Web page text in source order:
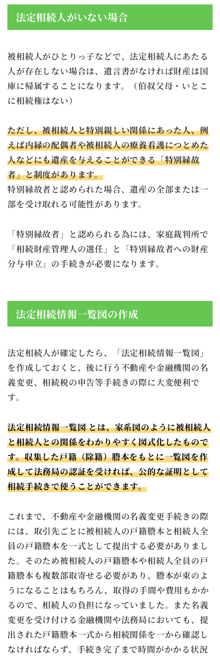
法定相続人がいない場合
被相続人がひとりっ子などで、法定相続人にあたる
人が存在しない場合は、遺言書がなければ財産は国
庫に帰属することになります。（伯叔父母・いとこ
に相続権はない）
ただし、被相続人と特別親しい関係にあった人、例
えば内縁の配偶者や被相続人の療養看護につとめた
人などにも遺産を与えることができる「特別縁故
者」と制度があります。
特別縁故者と認められた場合、遺産の全部または一
部を受け取れる可能性があります。
「特別縁故者」と認められる為には、家庭裁判所で
「相続財産管理人の選任」と「特別縁故者への財産
分与申立」の手続きが必要になります。
法定相続情報一覧図の作成
法定相続人が確定したら、「法定相続情報一覧図」
を作成しておくと、後に行う不動産や金融機関の名
義変更、相続税の申告等手続きの際に大変便利で
す。
法定相続情報一覧図 とは、家系図のように被相続人
と相続人との関係をわかりやすく図式化したもので
す。収集した戸籍（除籍）謄本をもとに一覧図を作
成して法務局の認証を受ければ、公的な証明として
相続手続きで使うことができます。
これまで、不動産や金融機関の名義変更手続きの際
には、取引先ごとに被相続人の戸籍謄本と相続人全
員の戸籍謄本を一式として提出する必要がありまし
た。そのため被相続人の戸籍謄本や相続人全員の戸
籍謄本も複数部取寄せる必要があり、謄本が束のよ
うになることはもちろん、取得の手間や費用もかか
るので、相続人の負担になっていました。また名義
変更を受け付ける金融機関や法務局においても、提
出された戸籍謄本一式から相続関係を一から確認し
なければならず、手続き完了まで時間がかかる状況